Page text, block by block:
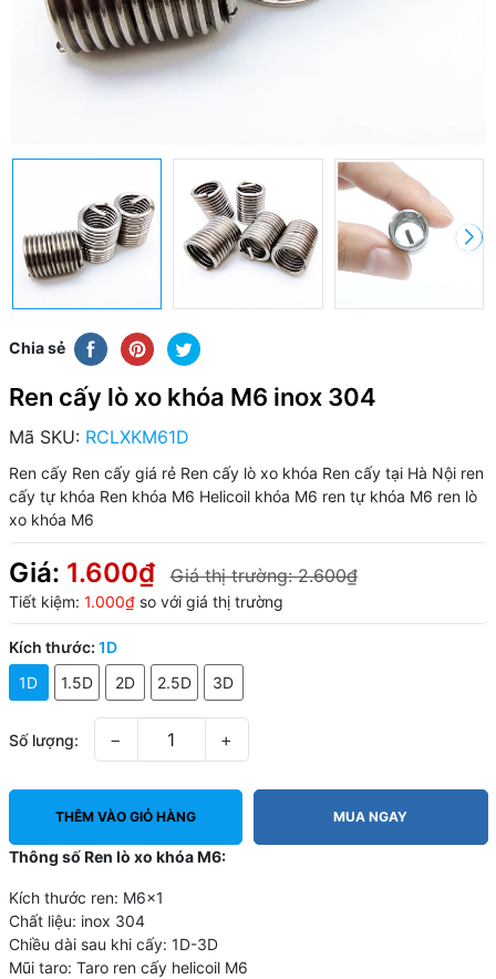
Chia sẻ
Ren cấy lò xo khóa M6 inox 304
Mã SKU: RCLXKM61D
Ren cấy Ren cấy giá rẻ Ren cấy lò xo khóa Ren cấy tại Hà Nội ren
cấy tự khóa Ren khóa M6 Helicoil khóa M6 ren tự khóa M6 ren lò
xo khóa M6
Giá: 1.600₫ Giá thị trường:2.600₫
Tiết kiệm: 1.000₫so với giá thị trường
Kích thước: 1D
1D
1.5D 2D 2.5D 3D
Số lượng: − +
THÊM VÀO GIỎ HÀNG MUA NGAY
Thông số Ren lò xo khóa M6:
Kích thước ren: M6x1
Chất liệu: inox 304
Chiều dài sau khi cấy: 1D-3D
Mũi taro: Taro ren cấy helicoil M6